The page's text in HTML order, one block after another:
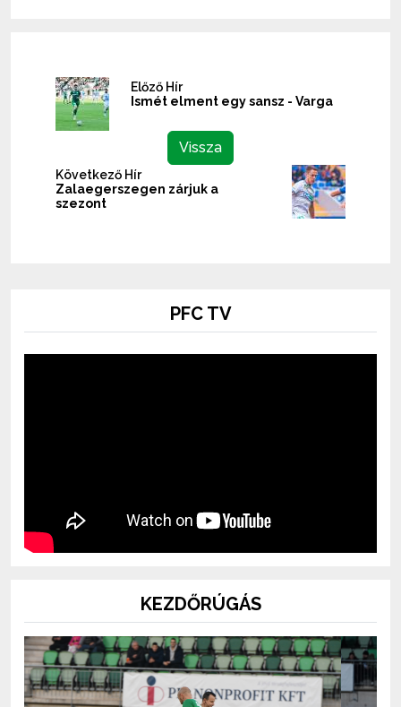
Előző Hír
Ismét elment egy sansz - Varga
Vissza
Következő Hír
Zalaegerszegen zárjuk a
szezont
PFC TV
KEZDŐRÚGÁS